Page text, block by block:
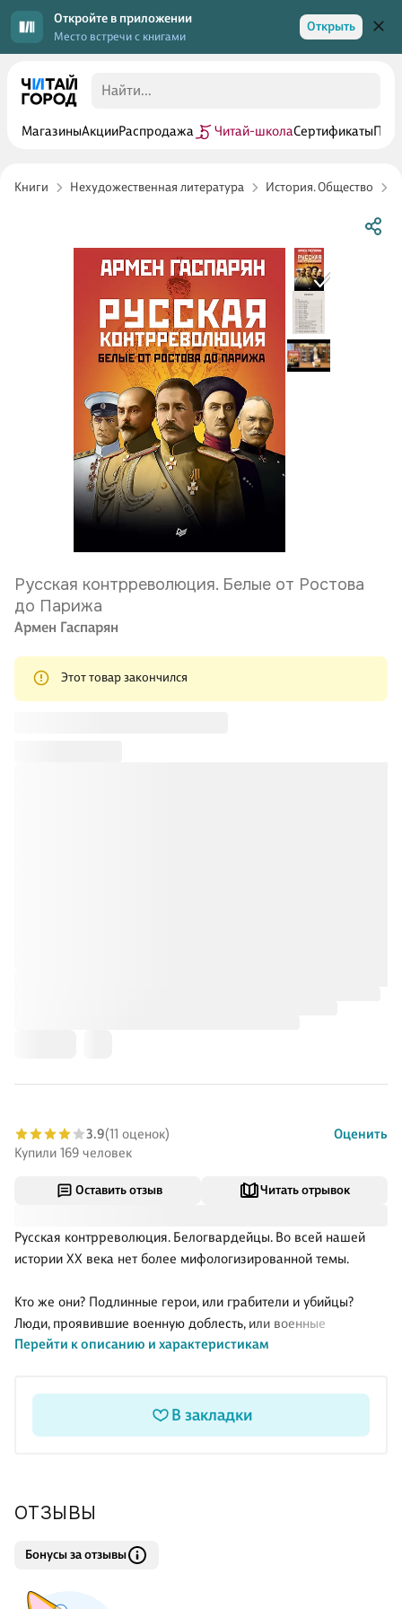
Откройте в приложении
Место встречи с книгами
Открыть
МагазиныАкцииРаспродажа Читай-школаСертификаты
Книги Нехудожественная литература История. Общество
Оставить отзыв Читать отрывок
Русская контрреволюция. Белогвардейцы. Во всей нашей
истории ХХ века нет более мифологизированной темы.
Кто же они? Подлинные герои, или грабители и убийцы?
Люди, проявившие военную доблесть, или военные
преступники? Оба образа далеки от реальности. Понятная и
парадоксальную историю русской контрреволюции.
организовывали антибольшевистское подполье и находили
Перейти к описанию и характеристикам
Русская контрреволюция. Белые от Ростова
до Парижа
Армен Гаспарян
Этот товар закончился
3.9(11 оценок)
Оценить
Купили 169 человек
В закладки
ОТЗЫВЫ
Бонусы за отзывы